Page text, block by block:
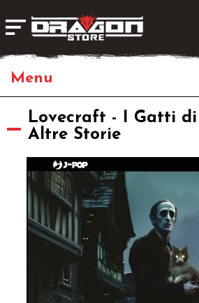
Giochi da Tavolo
Librigame
Editoria
Giochi di Carte Collezionabili
Miniature
Lovecraft - I Gatti
Altre Storie